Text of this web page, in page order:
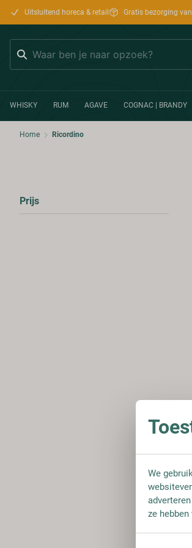
Uitsluitend horeca & retail Gratis bezorging
WHISKY RUM AGAVE COGNAC | BRANDY
Home Ricordino
Prijs
We
ze